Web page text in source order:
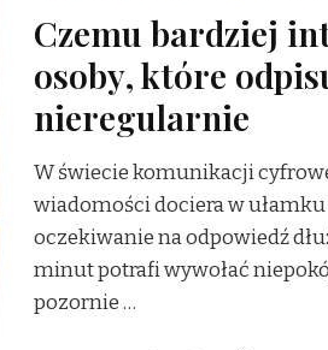
Czemu bardziej
osoby, które
nieregularnie
W świecie komunikacji
wiadomości dociera w ułamku
oczekiwanie na odpowiedź
minut potrafi wywołać
pozornie …